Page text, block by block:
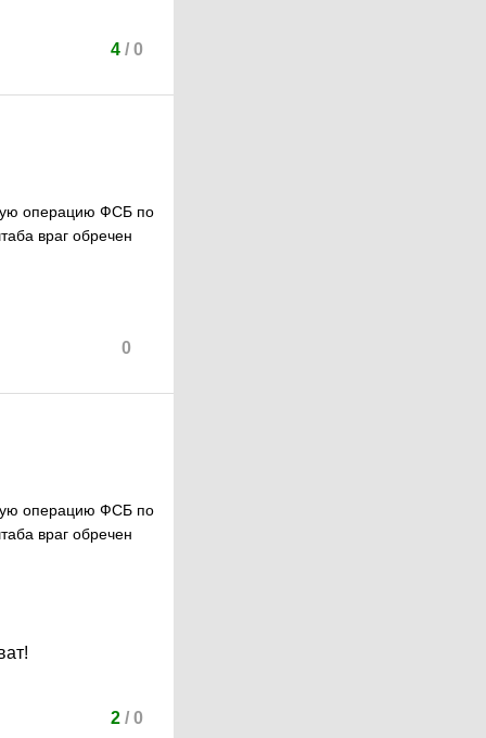
4/ 0
операцию ФСБ по
враг обречен
0
операцию ФСБ по
враг обречен
2/ 0